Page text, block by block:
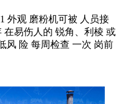
外观 磨粉机可被 人员接
在易伤人的 锐角、利棱 或
风 险 每周检查 一次 岗前